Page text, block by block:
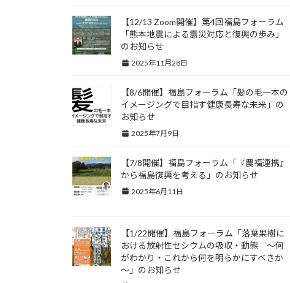
【12/13 Zoom開催】第4回福島フォーラム
「熊本地震による震災対応と復興の歩み」
のお知らせ
2025年11月28日
【8/6開催】福島フォーラム「髪の毛一本の
イメージングで目指す健康長寿な未来」の
お知らせ
2025年7月9日
【7/8開催】福島フォーラム「『農福連携』
から福島復興を考える」のお知らせ
2025年6月11日
【1/22開催】福島フォーラム「落葉果樹に
おける放射性セシウムの吸収・動態 ～何
がわかり・これから何を明らかにすべきか
～」のお知らせ